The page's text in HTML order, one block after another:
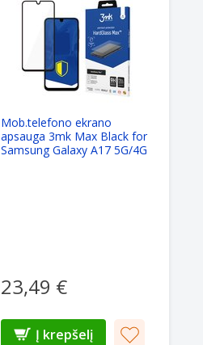
Mob.telefono ekrano
apsauga 3mk Max Black for
Samsung Galaxy A17 5G/4G
23,49 €
Į krepšelį